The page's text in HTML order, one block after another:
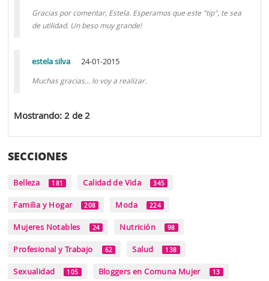
Gracias por comentar, Estela. Esperamos que este "tip", te sea
de utilidad. Un beso muy grande!
estela silva 24-01-2015
Muchas gracias... lo voy a realizar.
Mostrando: 2 de 2
SECCIONES
Belleza 181 Calidad de Vida 345
Familia y Hogar 208 Moda 224
Mujeres Notables 24 Nutrición 98
Profesional y Trabajo 62 Salud 138
Sexualidad 105 Bloggers en Comuna Mujer 13